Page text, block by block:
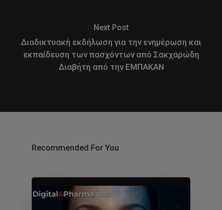
Next Post
Διαδικτυακή εκδήλωση για την ενημέρωση και
εκπαίδευση των πασχόντων από Σακχαρώδη
Διαβήτη από την ΕΜΠΑΚΑΝ
Recommended For You